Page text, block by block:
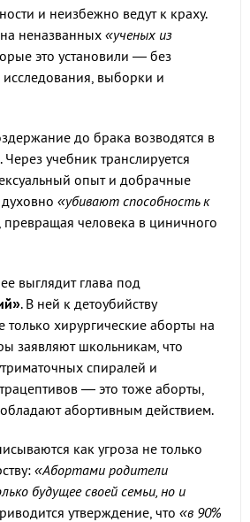
и неизбежно ведут к краху.
неназванных «ученых из
это установили — без
исследования, выборки и
до брака возводятся в
учебник транслируется
опыт и добрачные
«убивают способность к
, превращая человека в циничного
выглядит глава под
. В ней к детоубийству
только хирургические аборты на
заявляют школьникам, что
спиралей и
— это тоже аборты,
абортивным действием.
как угроза не только
«Абортами родители
будущее своей семьи, но и
утверждение, что «в 90%